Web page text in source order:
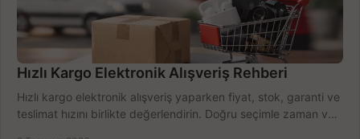
Hızlı Kargo Elektronik Alışveriş Rehberi
Hızlı kargo elektronik alışveriş yaparken fiyat, stok, garanti ve
teslimat hızını birlikte değerlendirin. Doğru seçimle zaman ve